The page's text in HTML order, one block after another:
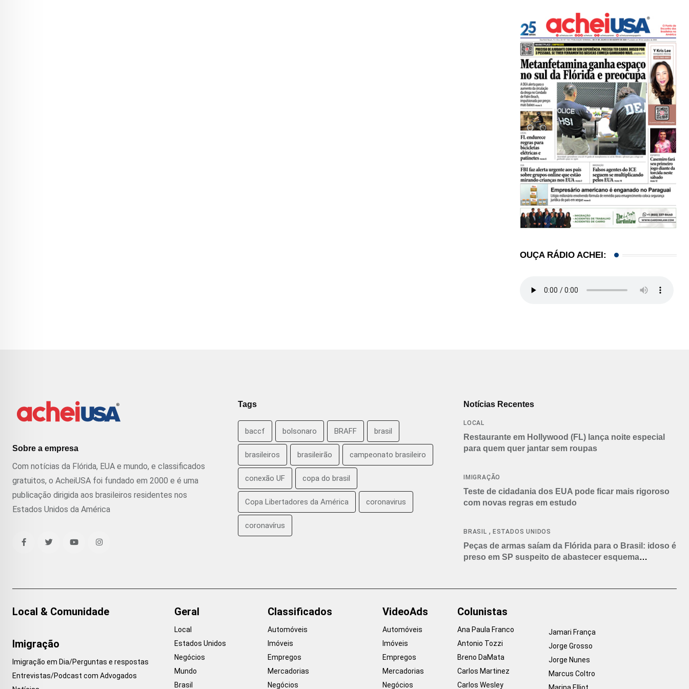
OUÇA RÁDIO ACHEI:
Sobre a empresa
Com notícias da Flórida, EUA e mundo, e classificados
gratuitos, o AcheiUSA foi fundado em 2000 e é uma
publicação dirigida aos brasileiros residentes nos
Estados Unidos da América
Tags
baccf bolsonaro BRAFF brasil
brasileiros brasileirão campeonato brasileiro
conexão UF copa do brasil
Copa Libertadores da América coronavirus
coronavírus
Notícias Recentes
LOCAL
Restaurante em Hollywood (FL) lança noite especial
para quem quer jantar sem roupas
IMIGRAÇÃO
Teste de cidadania dos EUA pode ficar mais rigoroso
com novas regras em estudo
BRASIL , ESTADOS UNIDOS
Peças de armas saíam da Flórida para o Brasil: idoso é
preso em SP suspeito de abastecer esquema
Local & Comunidade
Imigração
Imigração em Dia/Perguntas e respostas
Entrevistas/Podcast com Advogados
Geral
Local
Estados Unidos
Negócios
Mundo
Brasil
Classificados
Automóveis
Imóveis
Empregos
Mercadorias
Negócios
VideoAds
Automóveis
Imóveis
Empregos
Mercadorias
Negócios
Colunistas
Ana Paula Franco
Antonio Tozzi
Breno DaMata
Carlos Martinez
Carlos Wesley
Jamari França
Jorge Grosso
Jorge Nunes
Marcus Coltro